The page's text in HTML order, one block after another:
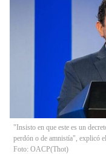
"Insisto en que este es un
perdón o de amnistía", explicó
Foto: OACP(Thot)